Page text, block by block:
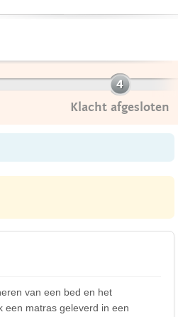
Klacht afgesloten
van een bed en het
een matras geleverd in een